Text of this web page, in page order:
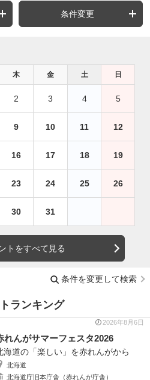
条件変更
木 金 土 日
2 3 4 5
9 10 11 12
16 17 18 19
23 24 25 26
30 31
トをすべて見る
条件を変更して検索
ランキング
2026年8月6日
れんがサマーフェスタ2026
海道の「楽しい」を赤れんがから
北海道
北海道庁旧本庁舎（赤れんが庁舎）